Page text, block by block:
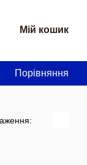
Мій кошик
Порівняння